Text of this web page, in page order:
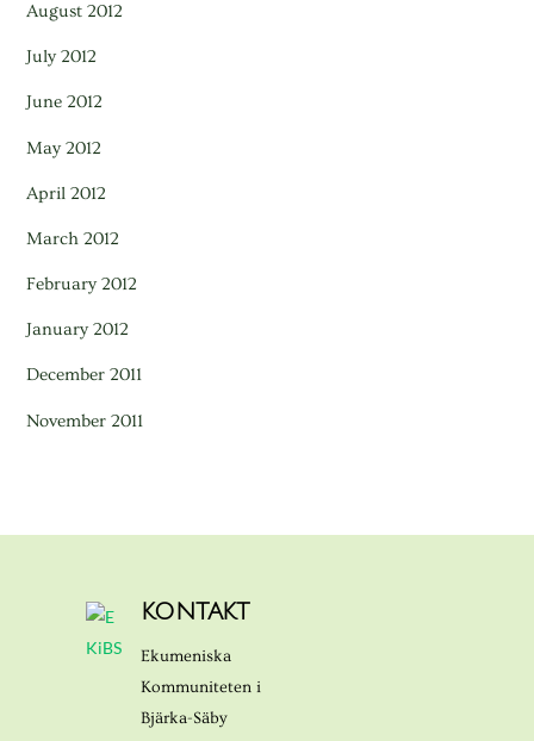
August 2012
July 2012
June 2012
May 2012
April 2012
March 2012
February 2012
January 2012
December 2011
November 2011
KONTAKT
Ekumeniska
Kommuniteten i
Bjärka-Säby